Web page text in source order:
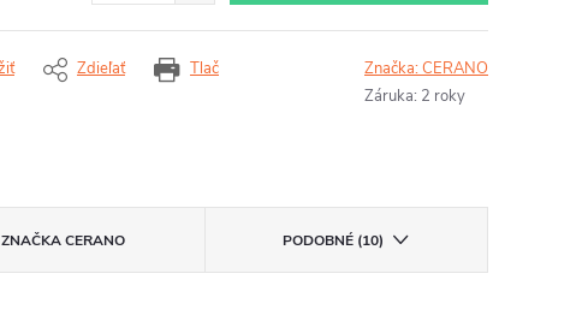
Tlač
Zdieľať Značka:CERANO
Záruka: 2 roky
ZNAČKACERANO PODOBNÉ (10)